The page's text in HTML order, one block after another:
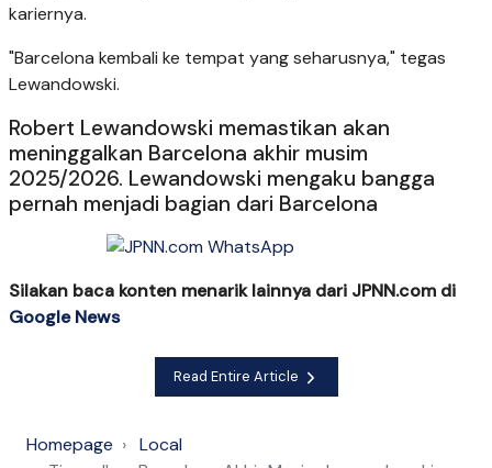
kariernya.
"Barcelona kembali ke tempat yang seharusnya," tegas
Lewandowski.
Robert Lewandowski memastikan akan
meninggalkan Barcelona akhir musim
2025/2026. Lewandowski mengaku bangga
pernah menjadi bagian dari Barcelona
Silakan baca konten menarik lainnya dari JPNN.com di
Google News
Read Entire Article
Homepage
Local